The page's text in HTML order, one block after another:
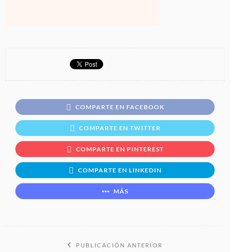
COMPARTE EN FACEBOOK
COMPARTE EN TWITTER
COMPARTE EN PINTEREST
COMPARTE EN LINKEDIN
MÁS
PUBLICACIÓN ANTERIOR